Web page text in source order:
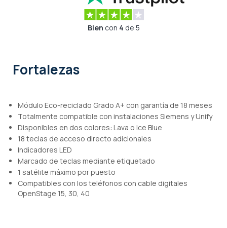
Bien con 4 de 5
Fortalezas
Módulo Eco-reciclado Grado A+ con garantía de 18 meses
Totalmente compatible con instalaciones Siemens y Unify
Disponibles en dos colores: Lava o Ice Blue
18 teclas de acceso directo adicionales
Indicadores LED
Marcado de teclas mediante etiquetado
1 satélite máximo por puesto
Compatibles con los teléfonos con cable digitales
OpenStage 15, 30, 40